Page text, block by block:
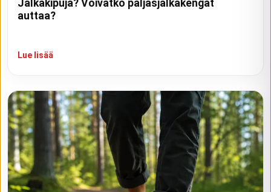
Jalkakipuja? Voivatko paljasjalkakengät
auttaa?
Lue lisää